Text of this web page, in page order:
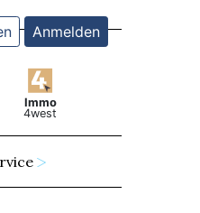
Anmelden
Immo
4west